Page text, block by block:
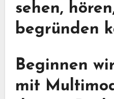
sehen,
begründen
Beginnen
mit